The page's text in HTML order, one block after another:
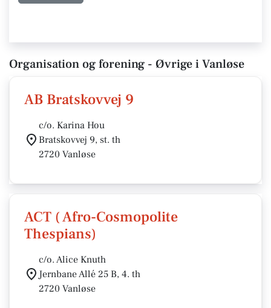
Organisation og forening - Øvrige i Vanløse
AB Bratskovvej 9
c/o. Karina Hou
Bratskovvej 9, st. th
2720 Vanløse
ACT ( Afro-Cosmopolite
Thespians)
c/o. Alice Knuth
Jernbane Allé 25 B, 4. th
2720 Vanløse